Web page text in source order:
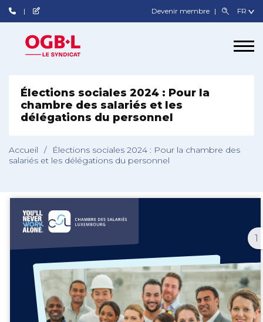
Devenir membre
Élections sociales 2024 : Pour la
chambre des salariés et les
délégations du personnel
Accueil /
Élections sociales 2024 : Pour la chambre des
salariés et les délégations du personnel
1